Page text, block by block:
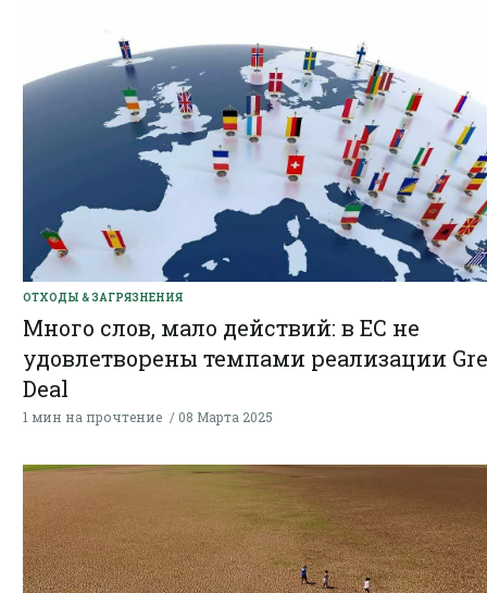
ОТХОДЫ & ЗАГРЯЗНЕНИЯ
Много слов, мало действий: в ЕС не
удовлетворены темпами реализации
Deal
1 мин на прочтение 08 Марта 2025